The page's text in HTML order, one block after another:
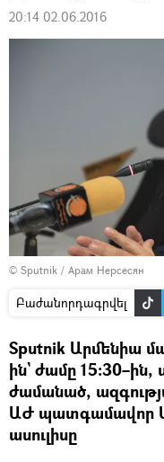
20:14 02.06.2016
© Sputnik / Арам Нерсесян
Բաժանորդագրվել
Sputnik Արմենիա
ին` ժամը
ժամանած,
ԱԺ պատգամավոր
ասուլիսը